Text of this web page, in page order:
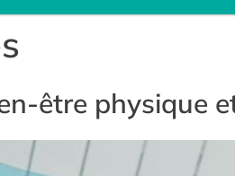
être physique